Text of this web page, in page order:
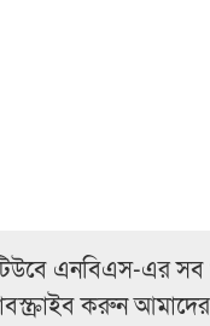
এনবিএস-এর সব
করুন আমাদের